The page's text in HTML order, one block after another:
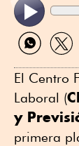
Compartir
por
por
El Centro
Laboral (
y
primera